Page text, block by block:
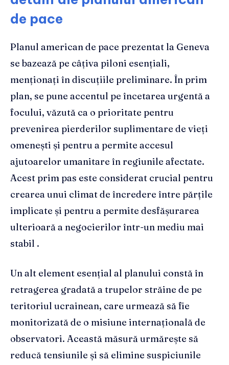
de pace
Planul american de pace prezentat la Geneva
se bazează pe câțiva piloni esențiali,
menționați în discuțiile preliminare. În prim
plan, se pune accentul pe încetarea urgentă a
focului, văzută ca o prioritate pentru
prevenirea pierderilor suplimentare de vieți
omenești și pentru a permite accesul
ajutoarelor umanitare în regiunile afectate.
Acest prim pas este considerat crucial pentru
crearea unui climat de încredere între părțile
implicate și pentru a permite desfășurarea
ulterioară a negocierilor într-un mediu mai
stabil .
Un alt element esențial al planului constă în
retragerea gradată a trupelor străine de pe
teritoriul ucrainean, care urmează să fie
monitorizată de o misiune internațională de
observatori. Această măsură urmărește să
reducă tensiunile și să elimine suspiciunile